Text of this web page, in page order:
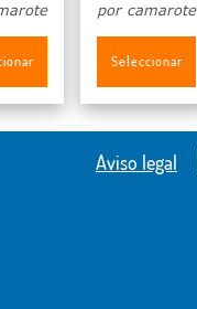
por camarote
Seleccionar
Aviso legal